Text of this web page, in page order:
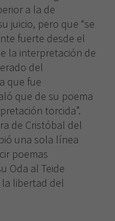
a la de
juicio, pero que “se
fuerte desde el
la interpretación de
del
que fue
que de su poema
torcida”.
de Cristóbal del
una sola línea
poemas
Oda al Teide
libertad del